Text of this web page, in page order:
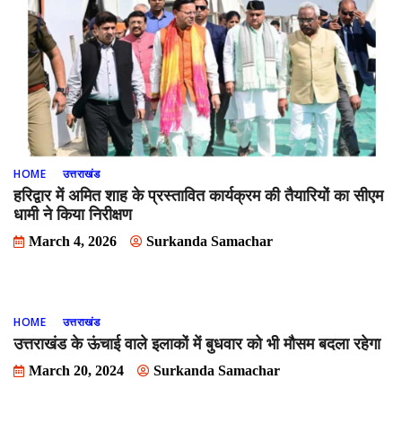
HOME उत्तराखंड
हरिद्वार में अमित शाह के प्रस्तावित कार्यक्रम की तैयारियों का सीएम
धामी ने किया निरीक्षण
March 4, 2026 Surkanda Samachar
HOME उत्तराखंड
उत्तराखंड के ऊंचाई वाले इलाकों में बुधवार को भी मौसम बदला रहेगा
March 20, 2024 Surkanda Samachar